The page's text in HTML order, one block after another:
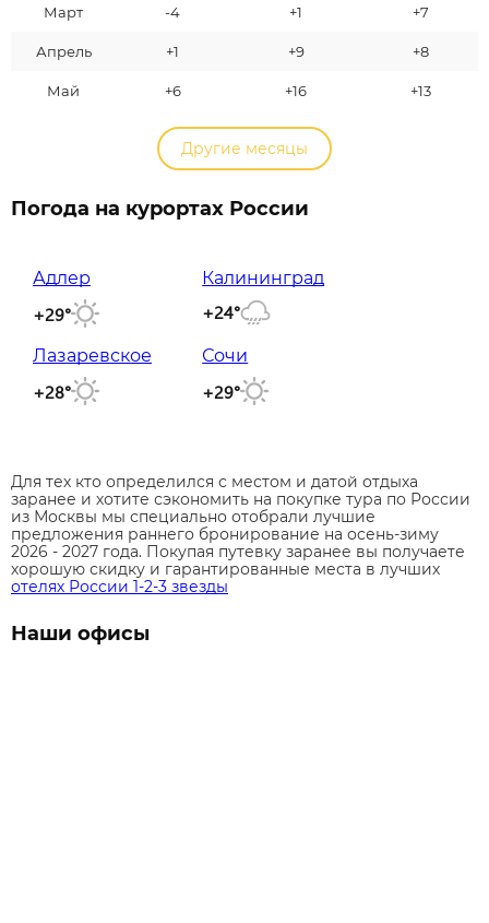
Март -4 +1 +7
Апрель +1 +9 +8
Май +6 +16 +13
Другие месяцы
Погода на курортах России
Адлер
+29°
Калининград
+24°
Лазаревское
+28°
Сочи
+29°
Для тех кто определился с местом и датой отдыха
заранее и хотите сэкономить на покупке тура по России
из Москвы мы специально отобрали лучшие
предложения раннего бронирование на осень-зиму
2026 - 2027 года. Покупая путевку заранее вы получаете
хорошую скидку и гарантированные места в лучших
отелях России 1-2-3 звезды
Наши офисы